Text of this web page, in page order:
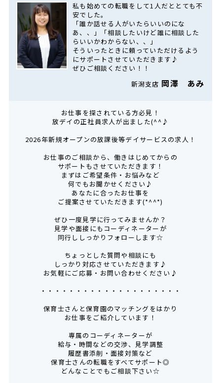
私も始めての転職をして1人だととても不
安でした。
「誰か話せる人がいたらいいのにな
あ、、」「相談したいけど誰に相談した
らいいかわからない、、」
そういったときに頼っていただけるよう
にサポートさせていただきます♪
ぜひご相談ください！！
新潟支店 岡澤 あみ
お仕事を探されている方必見！
放デイの正社員求人が出ました(^^♪
2026年新規オープンの放課後等デイサービスの求人！
お仕事のご相談から、働きはじめてからの
サポートもさせていただきます！
まずはご希望条件・お悩みなど
何でもお聞かせください♪
あなたに合ったお仕事を
ご提案させていただきます(*^^*)
ぜひ一度見学に行ってみませんか？
見学や面接にもコーディネーターが
同行ししっかりフォローします☆
ちょっとした質問や相談にも
しっかり対応させていただきます♪
お気軽にご応募・お問い合わせください♪
・・・・・・・・・・・・・・・・・・・・
保育士さんと保育園のマッチングをはかり
お仕事をご紹介しています！
専属のコーディネーターが
給与・時間などの交渉、見学調整
履歴書添削・面接対策など
保育士さんの転職をすべてサポート◎
どんなことでもご相談下さい☆